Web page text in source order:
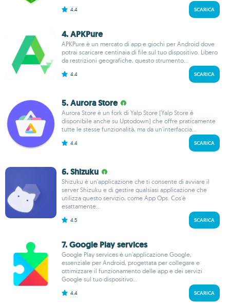
4.4 SCARICA
4. APKPure
APKPure è un mercato di app e giochi per Android dove
potrai scaricare centinaia di file sul tuo dispositivo. Libero
da restrizioni geografiche, questo strumento...
4.4 SCARICA
5. Aurora Store
Aurora Store è un fork di Yalp Store (Yalp Store è
disponibile anche su Uptodown) che offre praticamente
tutte le stesse funzionalità, ma da un'interfaccia...
4.4 SCARICA
6. Shizuku
Shizuku è un'applicazione che ti consente di avviare il
server Shizuku e di gestire qualsiasi applicazione che
utilizza questo servizio, come App Ops. Cos'è
esattamente...
4.5 SCARICA
7. Google Play services
Google Play services è un'applicazione Google,
essenziale per Android, progettata per collegare e
ottimizzare il funzionamento delle app e dei servizi
Google sul tuo dispositivo...
4.4 SCARICA